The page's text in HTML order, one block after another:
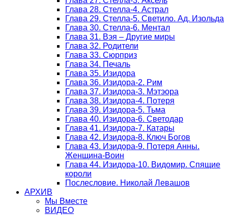
Глава 28. Стелла-4. Астрал
Глава 29. Стелла-5. Светило. Ад. Изольда
Глава 30. Стелла-6. Ментал
Глава 31. Вэя – Другие миры
Глава 32. Родители
Глава 33. Сюрприз
Глава 34. Печаль
Глава 35. Изидора
Глава 36. Изидора-2. Рим
Глава 37. Изидора-3. Мэтэора
Глава 38. Изидора-4. Потеря
Глава 39. Изидора-5. Тьма
Глава 40. Изидора-6. Светодар
Глава 41. Изидора-7. Катары
Глава 42. Изидора-8. Ключ Богов
Глава 43. Изидора-9. Потеря Анны.
Женщина-Воин
Глава 44. Изидора-10. Видомир. Спящие
короли
Послесловие. Николай Левашов
АРХИВ
Мы Вместе
ВИДЕО